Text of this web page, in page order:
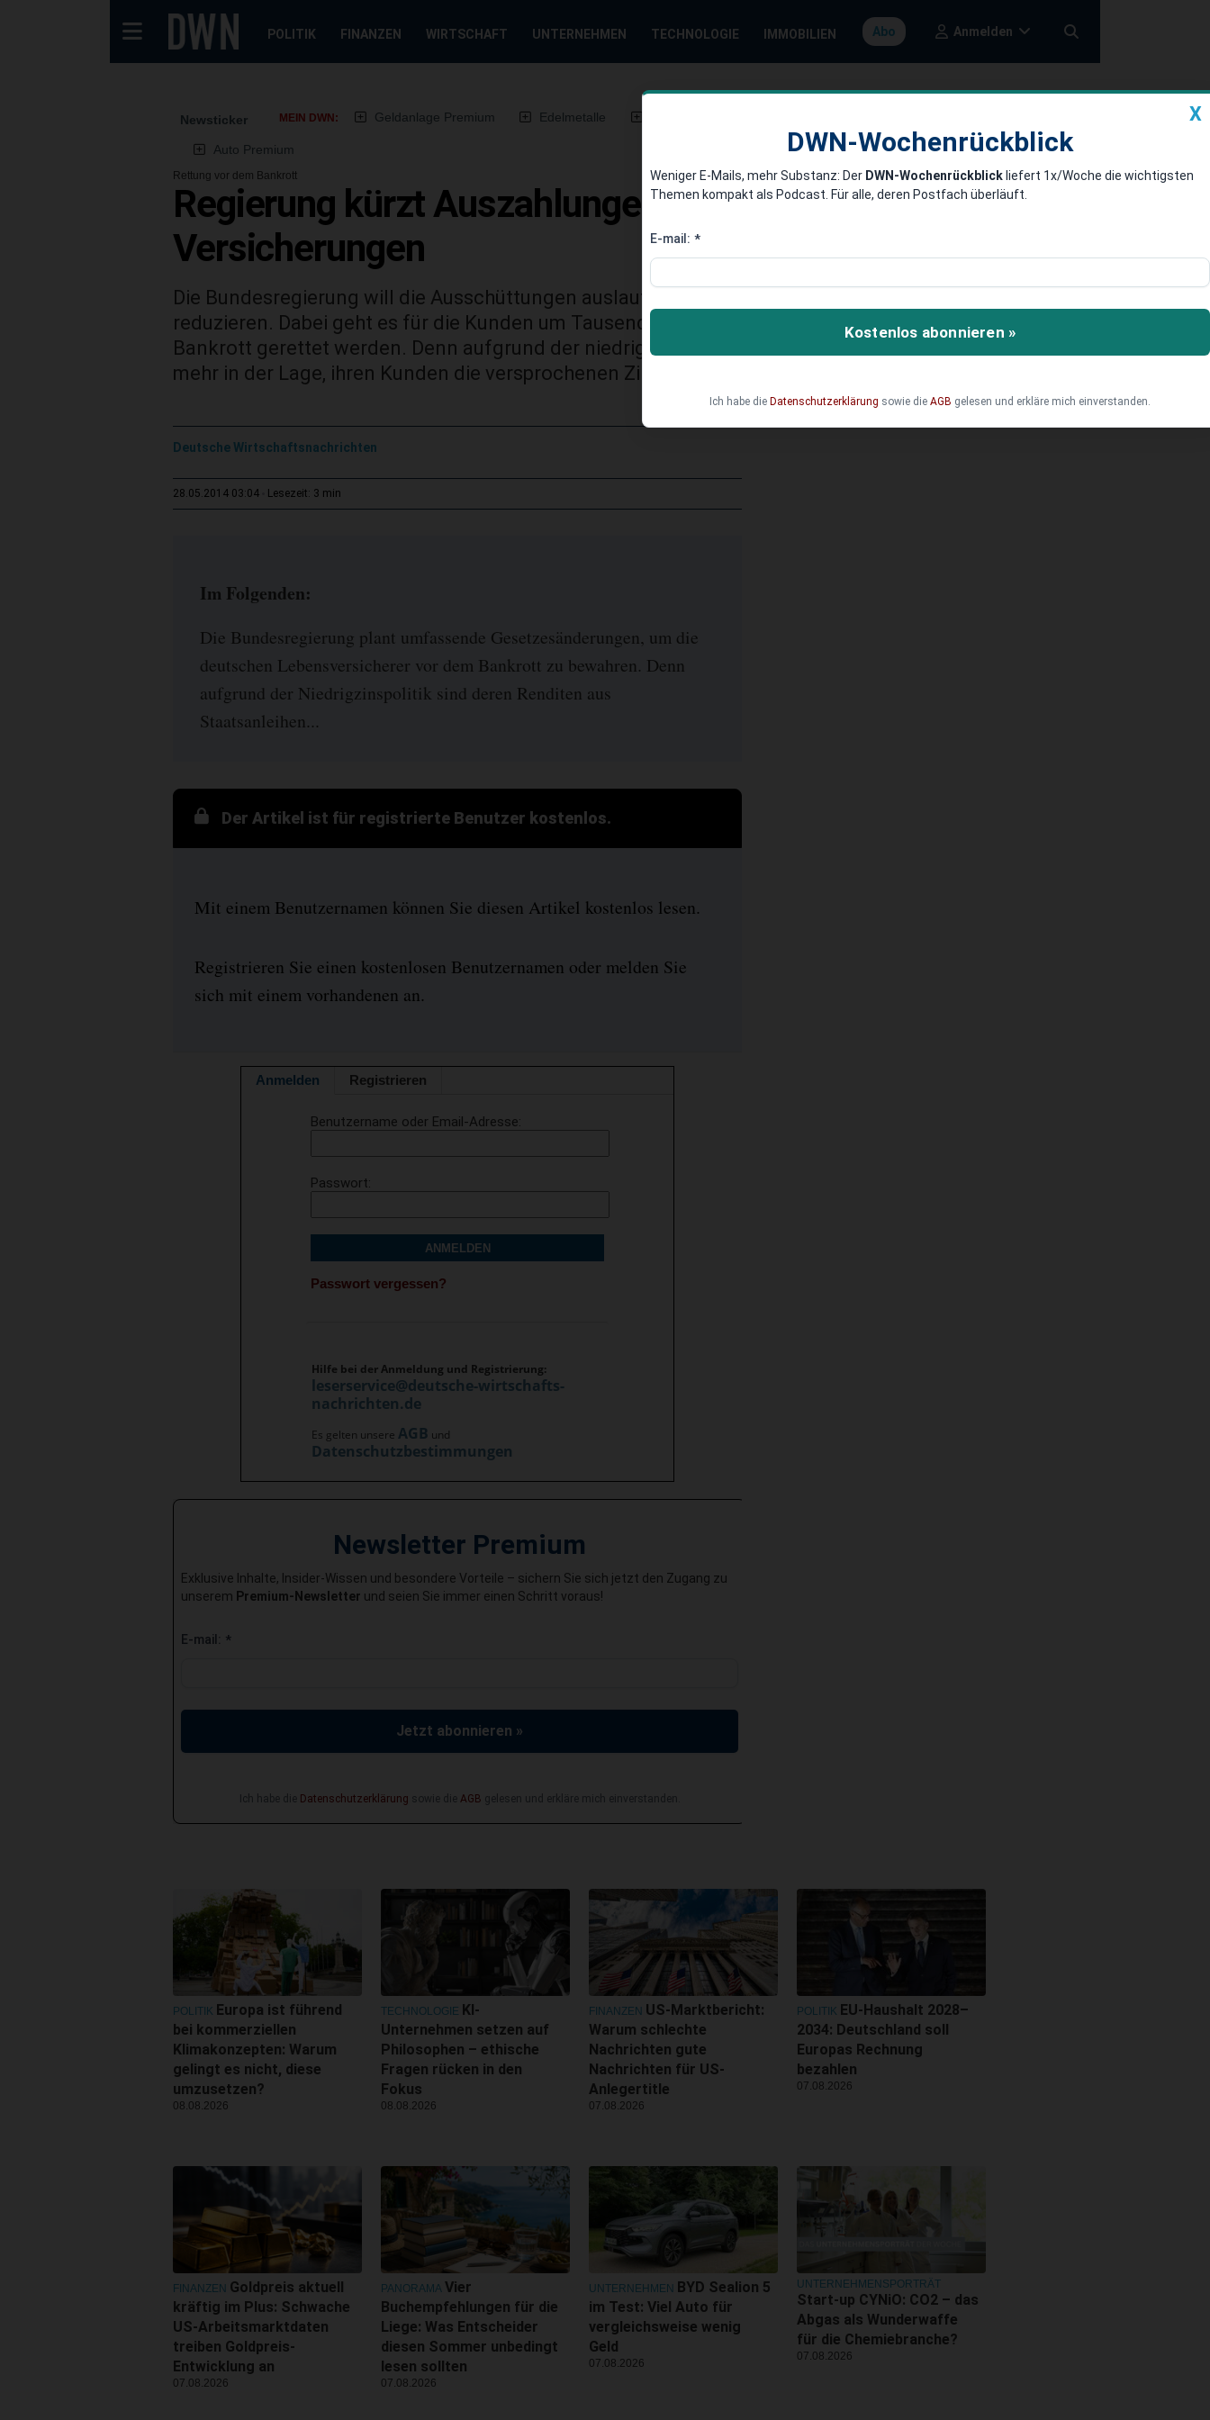
POLITIK FINANZEN WIRTSCHAFT UNTERNEHMEN TECHNOLOGIE IMMOBILIEN Abo Anmelden
Newsticker MEIN DWN: Geldanlage Premium Edelmetalle
Auto Premium
Rettung vor dem Bankrott
Regierung kürzt Auszahlungen von Lebens-
Versicherungen
Die Bundesregierung will die Ausschüttungen auslaufender Lebensversicherungen deutlich
reduzieren. Dabei geht es für die Kunden um Tausende Euro. So sollen die Versicherer vor dem
Bankrott gerettet werden. Denn aufgrund der niedrigen Rendite auf Staatsanleihen sind sie nicht
mehr in der Lage, ihren Kunden die versprochenen Zinsen zu zahlen.
Deutsche Wirtschaftsnachrichten
28.05.2014 03:04 Lesezeit: 3 min
Im Folgenden:
Die Bundesregierung plant umfassende Gesetzesänderungen, um die
deutschen Lebensversicherer vor dem Bankrott zu bewahren. Denn
aufgrund der Niedrigzinspolitik sind deren Renditen aus
Staatsanleihen...
Der Artikel ist für registrierte Benutzer kostenlos.
Mit einem Benutzernamen können Sie diesen Artikel kostenlos lesen.
Registrieren Sie einen kostenlosen Benutzernamen oder melden Sie
sich mit einem vorhandenen an.
Anmelden Registrieren
Benutzername oder Email-Adresse
Passwort
ANMELDEN
Passwort vergessen?
Hilfe bei der Anmeldung und Registrierung:
leserservice@deutsche-wirtschafts-
nachrichten.de
Es gelten unsere AGB und
Datenschutzbestimmungen
Newsletter Premium
Exklusive Inhalte, Insider-Wissen und besondere Vorteile – sichern Sie sich jetzt den Zugang zu
unserem Premium-Newsletter und seien Sie immer einen Schritt voraus!
E-mail: *
Jetzt abonnieren »
Ich habe die Datenschutzerklärung sowie die AGB gelesen und erkläre mich einverstanden.
X
DWN-Wochenrückblick
Weniger E-Mails, mehr Substanz: Der DWN-Wochenrückblick liefert 1x/Woche die wichtigsten
Themen kompakt als Podcast. Für alle, deren Postfach überläuft.
E-mail: *
Kostenlos abonnieren »
Ich habe die Datenschutzerklärung sowie die AGB gelesen und erkläre mich einverstanden.
POLITIK Europa ist führend
bei kommerziellen
Klimakonzepten: Warum
gelingt es nicht, diese
umzusetzen?
08.08.2026
TECHNOLOGIE KI-
Unternehmen setzen auf
Philosophen – ethische
Fragen rücken in den
Fokus
08.08.2026
FINANZEN US-Marktbericht:
Warum schlechte
Nachrichten gute
Nachrichten für US-
Anlegertitle
07.08.2026
POLITIK EU-Haushalt 2028–
2034: Deutschland soll
Europas Rechnung
bezahlen
07.08.2026
FINANZEN Goldpreis aktuell
kräftig im Plus: Schwache
US-Arbeitsmarktdaten
treiben Goldpreis-
Entwicklung an
07.08.2026
PANORAMA Vier
Buchempfehlungen für die
Liege: Was Entscheider
diesen Sommer unbedingt
lesen sollten
07.08.2026
UNTERNEHMEN BYD Sealion 5
im Test: Viel Auto für
vergleichsweise wenig
Geld
07.08.2026
UNTERNEHMENSPORTRÄT
Start-up CYNiO: CO2 – das
Abgas als Wunderwaffe
für die Chemiebranche?
07.08.2026